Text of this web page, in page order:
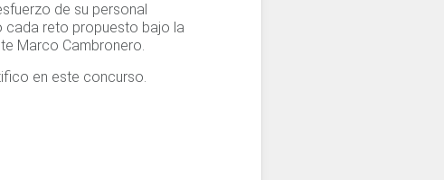
de su personal
cada reto propuesto bajo la
Marco Cambronero.
en este concurso.